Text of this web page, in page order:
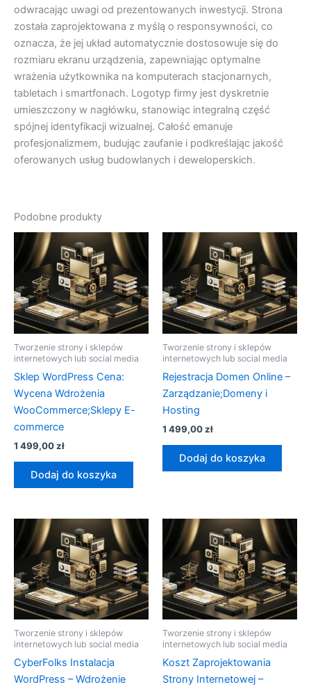
odwracając uwagi od prezentowanych inwestycji. Strona
została zaprojektowana z myślą o responsywności, co
oznacza, że jej układ automatycznie dostosowuje się do
rozmiaru ekranu urządzenia, zapewniając optymalne
wrażenia użytkownika na komputerach stacjonarnych,
tabletach i smartfonach. Logotyp firmy jest dyskretnie
umieszczony w nagłówku, stanowiąc integralną część
spójnej identyfikacji wizualnej. Całość emanuje
profesjonalizmem, budując zaufanie i podkreślając jakość
oferowanych usług budowlanych i deweloperskich.
Podobne produkty
Tworzenie strony i sklepów
internetowych lub social media
Sklep WordPress Cena:
Wycena Wdrożenia
WooCommerce;Sklepy E-
commerce
1 499,00zł
Dodaj do koszyka
Tworzenie strony i sklepów
internetowych lub social media
Rejestracja Domen Online –
Zarządzanie;Domeny i
Hosting
1 499,00zł
Dodaj do koszyka
Tworzenie strony i sklepów
internetowych lub social media
CyberFolks Instalacja
WordPress – Wdrożenie
Tworzenie strony i sklepów
internetowych lub social media
Koszt Zaprojektowania
Strony Internetowej –